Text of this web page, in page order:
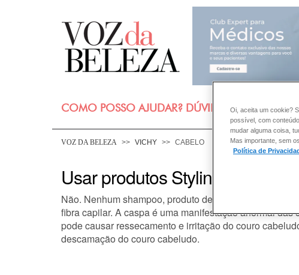
COMO POSSO AJUDAR? DÚVIDAS SOBRE: PELE
VOZ DA BELEZA VICHY CABELO
Usar produtos Styling causa
Não. Nenhum shampoo, produto de styling ou
fibra capilar. A caspa é uma manifestação anormal
pode causar ressecamento e irritação do couro
descamação do couro cabeludo.
Oi, aceita um cookie?
possível, com
mudar alguma coisa,
Mas importante, sem
Política de